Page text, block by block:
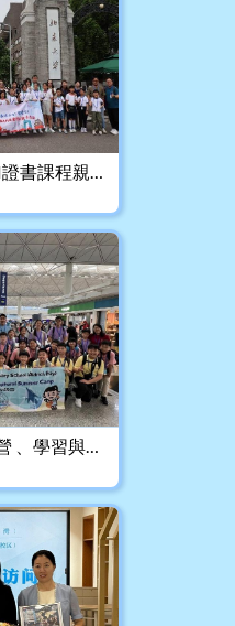
北京研習STEAM證書課程親子之旅
夏威夷生態文化營 、學習與成長之旅Aloha！